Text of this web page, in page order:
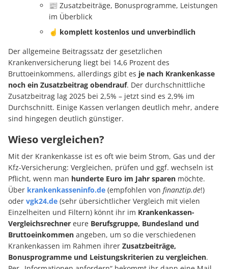
📰 Zusatzbeiträge, Bonusprogramme, Leistungen
im Überblick
☝ komplett kostenlos und unverbindlich
Der allgemeine Beitragssatz der gesetzlichen
Krankenversicherung liegt bei 14,6 Prozent des
Bruttoeinkommens, allerdings gibt es je nach Krankenkasse
noch ein Zusatzbeitrag obendrauf. Der durchschnittliche
Zusatzbeitrag lag 2025 bei 2,5% – jetzt sind es 2,9% im
Durchschnitt. Einige Kassen verlangen deutlich mehr, andere
sind hingegen deutlich günstiger.
Wieso vergleichen?
Mit der Krankenkasse ist es oft wie beim Strom, Gas und der
Kfz-Versicherung: Vergleichen, prüfen und ggf. wechseln ist
Pflicht, wenn man hunderte Euro im Jahr sparen möchte.
Über krankenkasseninfo.de (empfohlen von finanztip.de!)
oder vgk24.de (sehr übersichtlicher Vergleich mit vielen
Einzelheiten und Filtern) könnt ihr im Krankenkassen-
Vergleichsrechner eure Berufsgruppe, Bundesland und
Bruttoeinkommen angeben, um so die verschiedenen
Krankenkassen im Rahmen ihrer Zusatzbeiträge,
Bonusprogramme und Leistungskriterien zu vergleichen.